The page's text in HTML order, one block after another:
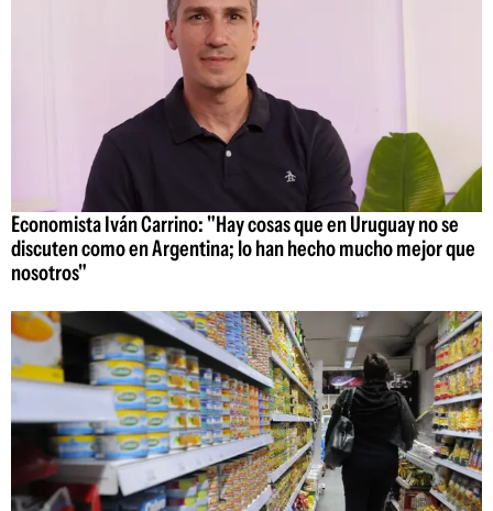
Economista Iván Carrino: "Hay cosas que en Uruguay no se
discuten como en Argentina; lo han hecho mucho mejor que
nosotros"